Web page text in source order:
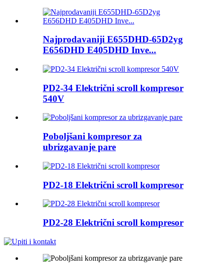
Najprodavaniji E655DHD-65D2yg
E656DHD E405DHD Inve...
PD2-34 Električni scroll kompresor
540V
Poboljšani kompresor za
ubrizgavanje pare
PD2-18 Električni scroll kompresor
PD2-28 Električni scroll kompresor